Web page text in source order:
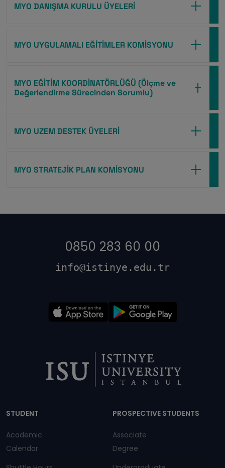
MYO DANIŞMA KURULU ÜYELERİ
MYO UYGULAMALI EĞİTİMLER KOMİSYONU
MYO EĞİTİM KOORDİNATÖRLÜĞÜ (Ölçme ve
Değerlendirme Sürecinden Sorumlu)
MYO UZEM DESTEK ÜYELERİ
MYO STRATEJİK PLAN KOMİSYONU
0850 283 60 00
info@istinye.edu.tr
STUDENT
Academic
Calendar
PROSPECTIVE STUDENTS
Associate
Degree